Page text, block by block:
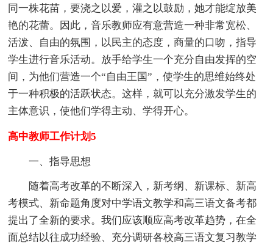
同一株花苗，要浇之以爱，灌之以鼓励，她才能绽放美
艳的花蕾。因此，音乐教师应有意营造一种非常宽松、
活泼、自由的氛围，以民主的态度，商量的口吻，指导
学生进行音乐活动。放手给学生一个充分自由发挥的空
间，为他们营造一个“自由王国”，使学生的思维始终处
于一种积极的活跃状态。这样，就可以充分激发学生的
主体意识，使他们学得主动、学得开心。
高中教师工作计划5
一、指导思想
随着高考改革的不断深入，新考纲、新课标、新高
考模式、新命题角度对中学语文教学和高三语文备考都
提出了全新的要求。我们应该顺应高考改革趋势，在全
面总结以往成功经验、充分调研各校高三语文复习教学